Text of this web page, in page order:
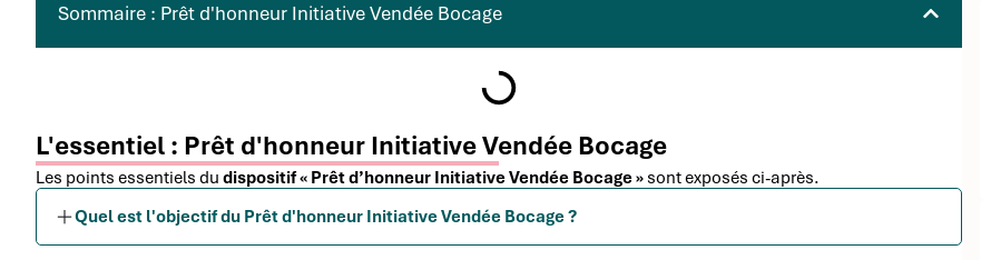
Sommaire : Prêt d'honneur Initiative Vendée Bocage
L'essentiel : Prêt d'honneur Initiative Vendée Bocage
Les points essentiels du dispositif « Prêt d’honneur Initiative Vendée Bocage » sont exposés ci-après.
Quel est l'objectif du Prêt d'honneur Initiative Vendée Bocage ?